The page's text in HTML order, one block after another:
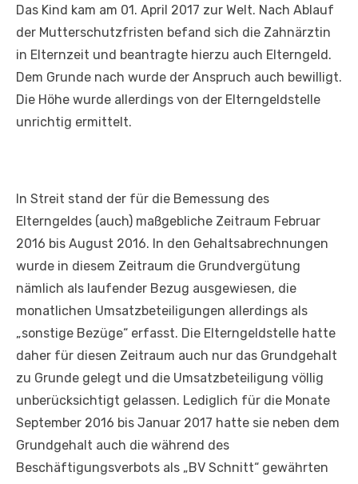
Das Kind kam am 01. April 2017 zur Welt. Nach Ablauf
der Mutterschutzfristen befand sich die Zahnärztin
in Elternzeit und beantragte hierzu auch Elterngeld.
Dem Grunde nach wurde der Anspruch auch bewilligt.
Die Höhe wurde allerdings von der Elterngeldstelle
unrichtig ermittelt.
In Streit stand der für die Bemessung des
Elterngeldes (auch) maßgebliche Zeitraum Februar
2016 bis August 2016. In den Gehaltsabrechnungen
wurde in diesem Zeitraum die Grundvergütung
nämlich als laufender Bezug ausgewiesen, die
monatlichen Umsatzbeteiligungen allerdings als
„sonstige Bezüge“ erfasst. Die Elterngeldstelle hatte
daher für diesen Zeitraum auch nur das Grundgehalt
zu Grunde gelegt und die Umsatzbeteiligung völlig
unberücksichtigt gelassen. Lediglich für die Monate
September 2016 bis Januar 2017 hatte sie neben dem
Grundgehalt auch die während des
Beschäftigungsverbots als „BV Schnitt“ gewährten